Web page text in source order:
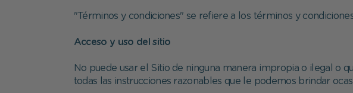
"Términos y condiciones" se refiere a los términos y
Acceso y uso del sitio
No puede usar el Sitio de ninguna manera impropia o ilegal o
todas las instrucciones razonables que le podemos brindar